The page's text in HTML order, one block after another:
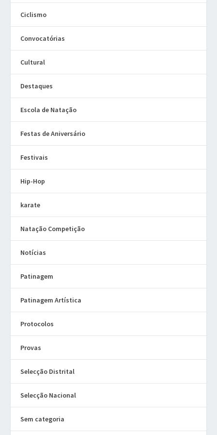
Ciclismo
Convocatórias
Cultural
Destaques
Escola de Natação
Festas de Aniversário
Festivais
Hip-Hop
karate
Natação Competição
Notícias
Patinagem
Patinagem Artística
Protocolos
Provas
Selecção Distrital
Selecção Nacional
Sem categoria